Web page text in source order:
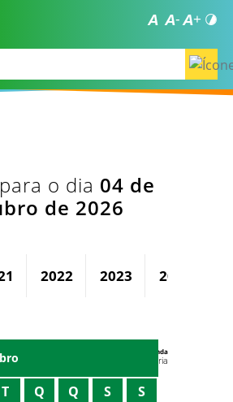
o dia 04 de
de 2026
2022 2023 2024
Agenda
Universitária
T Q Q S S